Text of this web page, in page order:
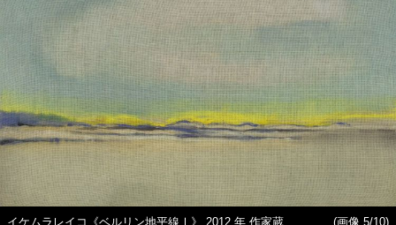
イケムラレイコ《ベルリン地平線Ⅰ》 2012 年 作家蔵 (画像 5/10)